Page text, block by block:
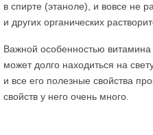
в спирте (этаноле), и вовсе не
и других органических
Важной особенностью витамина
может долго находиться на
и все его полезные свойства
свойств у него очень много.